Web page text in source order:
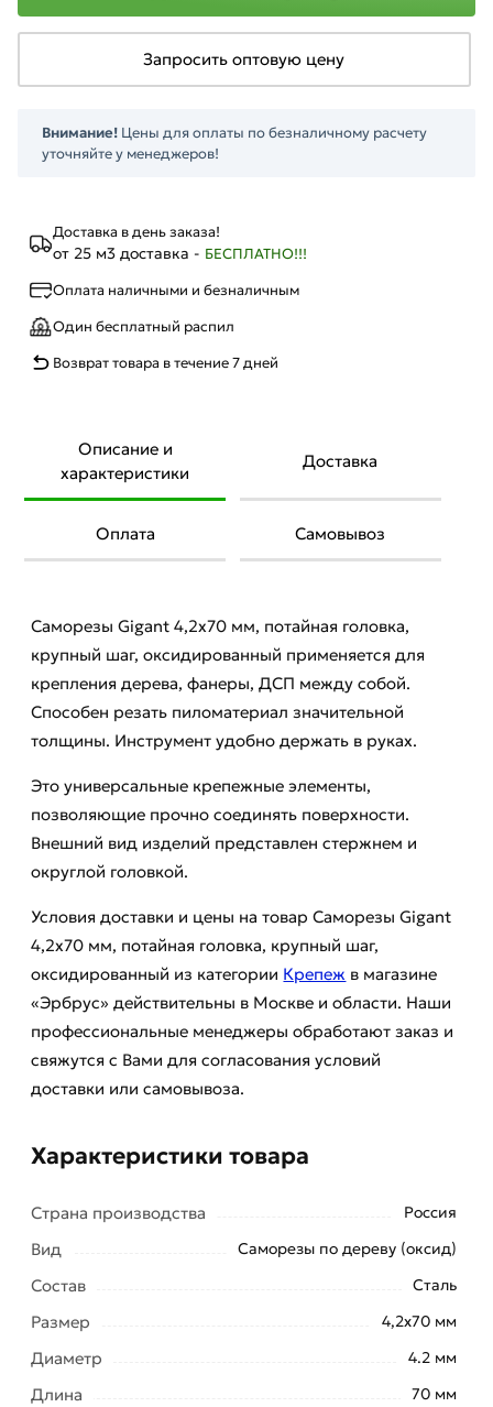
Доставка в день заказа!
от 25 м3 доставка - БЕСПЛАТНО!!!
Оплата наличными и безналичным
Один бесплатный распил
Возврат товара в течение 7 дней
Запросить оптовую цену
Внимание! Цены для оплаты по безналичному расчету
уточняйте у менеджеров!
Описание и
характеристики
Доставка
Оплата Самовывоз
Саморезы Gigant 4,2x70 мм, потайная головка,
крупный шаг, оксидированный применяется для
крепления дерева, фанеры, ДСП между собой.
Способен резать пиломатериал значительной
толщины. Инструмент удобно держать в руках.
Это универсальные крепежные элементы,
позволяющие прочно соединять поверхности.
Внешний вид изделий представлен стержнем и
округлой головкой.
Условия доставки и цены на товар Саморезы Gigant
4,2x70 мм, потайная головка, крупный шаг,
оксидированный из категории Крепеж в магазине
«Эрбрус» действительны в Москве и области. Наши
профессиональные менеджеры обработают заказ и
свяжутся с Вами для согласования условий
доставки или самовывоза.
Характеристики товара
Страна производства Россия
Вид Саморезы по дереву (оксид)
Состав Сталь
Размер 4,2x70 мм
Диаметр 4.2 мм
Длина 70 мм